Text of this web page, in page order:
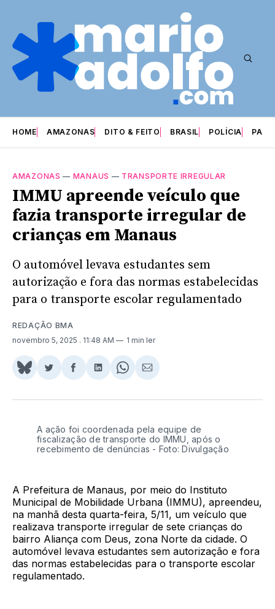
HOME AMAZONAS DITO & FEITO BRASIL POLÍCIA
AMAZONAS — MANAUS — TRANSPORTE IRREGULAR
IMMU apreende veículo que
fazia transporte irregular de
crianças em Manaus
O automóvel levava estudantes sem
autorização e fora das normas estabelecidas
para o transporte escolar regulamentado
REDAÇÃO BMA
novembro 5, 2025 . 11:48 AM 1 min ler
Share
BlueSky
Compartilhar
Twitter
Compartilhar
Facebook
Compartilhar
LinkedIn
Share
WhatsApp
Compartilhar
Email
A ação foi coordenada pela equipe de
fiscalização de transporte do IMMU, após o
recebimento de denúncias - Foto: Divulgação
A Prefeitura de Manaus, por meio do Instituto
Municipal de Mobilidade Urbana (IMMU), apreendeu,
na manhã desta quarta-feira, 5/11, um veículo que
realizava transporte irregular de sete crianças do
bairro Aliança com Deus, zona Norte da cidade. O
automóvel levava estudantes sem autorização e fora
das normas estabelecidas para o transporte escolar
regulamentado.